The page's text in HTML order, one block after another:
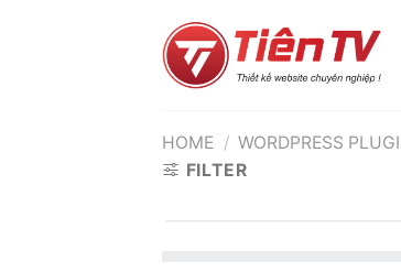
HOME / WORDPRESS
FILTER